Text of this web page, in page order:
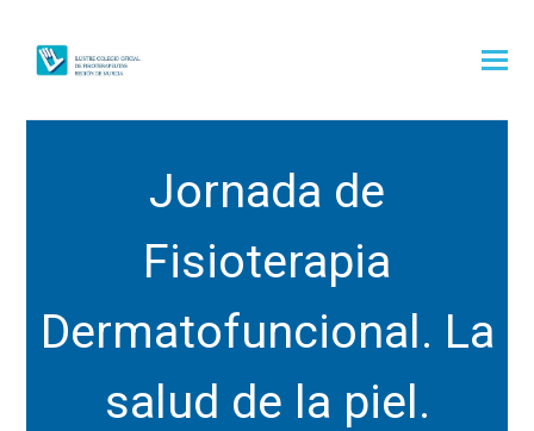
Jornada de
Fisioterapia
Dermatofuncional. La
salud de la piel.